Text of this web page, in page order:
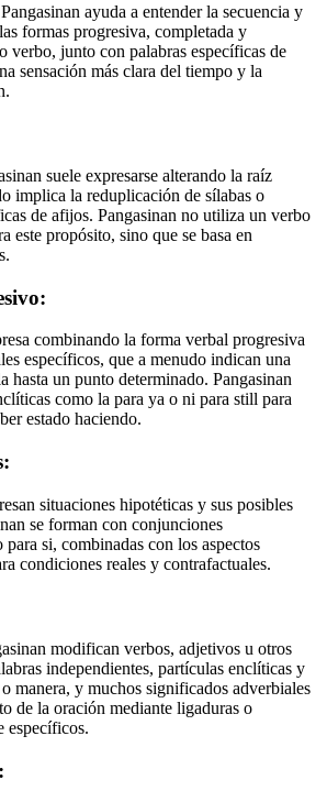
ayuda a entender la secuencia y
formas progresiva, completada y
verbo, junto con palabras específicas de
sensación más clara del tiempo y la
suele expresarse alterando la raíz
implica la reduplicación de sílabas o
de afijos. Pangasinan no utiliza un verbo
este propósito, sino que se basa en
combinando la forma verbal progresiva
específicos, que a menudo indican una
hasta un punto determinado. Pangasinan
como la para ya o ni para still para
estado haciendo.
situaciones hipotéticas y sus posibles
se forman con conjunciones
si, combinadas con los aspectos
condiciones reales y contrafactuales.
modifican verbos, adjetivos u otros
independientes, partículas enclíticas y
manera, y muchos significados adverbiales
de la oración mediante ligaduras o
específicos.